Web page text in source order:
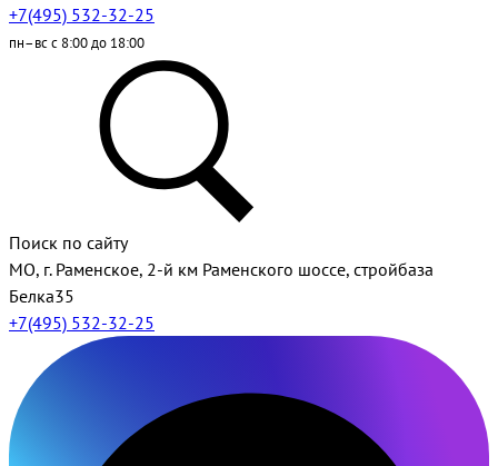
+7(495) 532-32-25
пн–вс с 8:00 до 18:00
Поиск по сайту
МО, г. Раменское, 2-й км Раменского шоссе, стройбаза
Белка35
+7(495) 532-32-25